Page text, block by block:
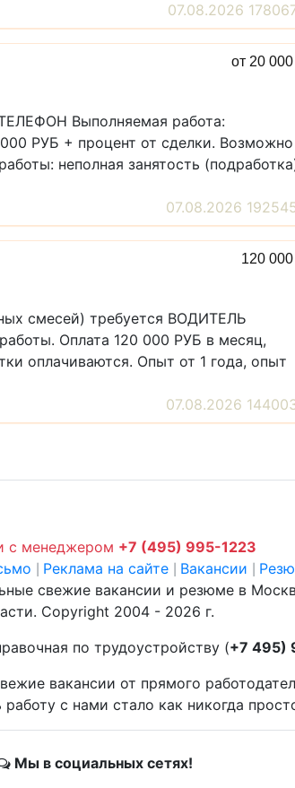
07.08.2026
от 20 000
Выполняемая работа:
РУБ + процент от сделки. Возможно
неполная занятость
07.08.2026
120 000
смесей) требуется ВОДИТЕЛЬ
Оплата 120 000 РУБ в месяц,
оплачиваются. Опыт от 1 года, опыт
07.08.2026
с менеджером +7 (495) 995-1223
Реклама на сайте Вакансии
свежие вакансии и резюме в
Copyright 2004 - 2026 г.
по трудоустройству (+7 495)
вакансии от прямого
работу с нами стало как никогда
Мы в социальных сетях!